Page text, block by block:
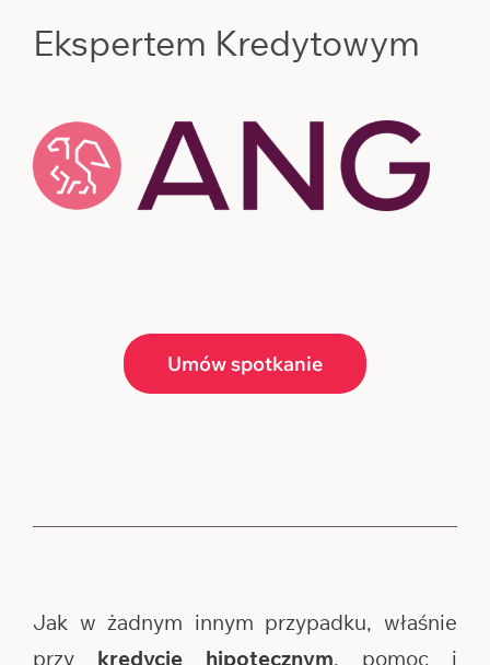
Ekspertem Kredytowym
Umów spotkanie
Jak w żadnym innym przypadku, właśnie
przy kredycie hipotecznym, pomoc i